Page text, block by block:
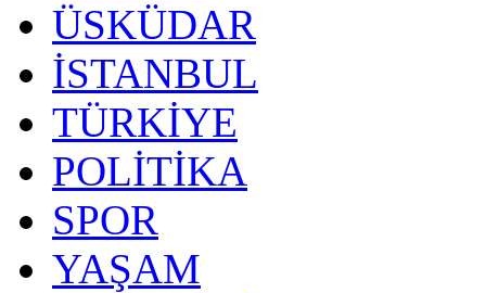
ÜSKÜDAR
İSTANBUL
TÜRKİYE
POLİTİKA
SPOR
YAŞAM